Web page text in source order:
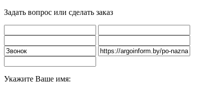
Задать вопрос или сделать заказ
Укажите Ваше имя: